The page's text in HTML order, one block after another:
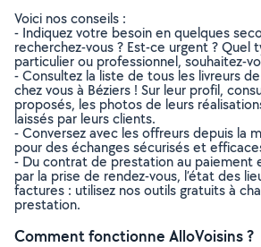
Voici nos conseils :
- Indiquez votre besoin en quelques
recherchez-vous ? Est-ce urgent ? Quel
particulier ou professionnel, souhaitez-
- Consultez la liste de tous les livreurs
chez vous à Béziers ! Sur leur profil,
proposés, les photos de leurs
laissés par leurs clients.
- Conversez avec les offreurs depuis la
pour des échanges sécurisés et
- Du contrat de prestation au paiement
par la prise de rendez-vous, l’état des
factures : utilisez nos outils gratuits à
prestation.
Comment fonctionne AlloVoisins ?